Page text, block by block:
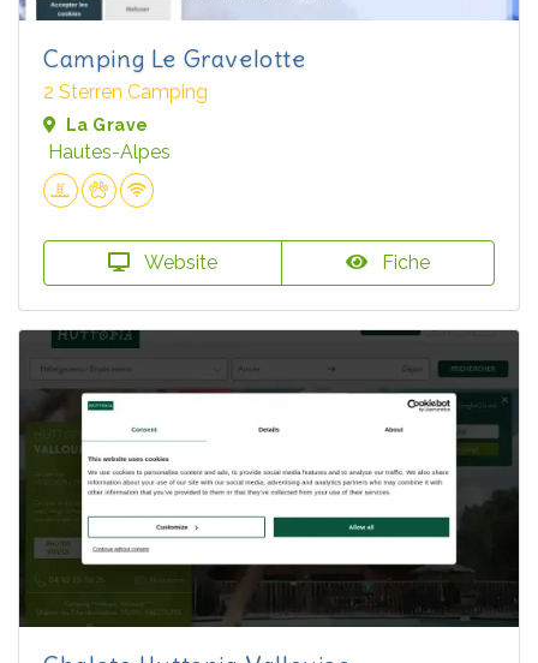
Camping Le Gravelotte
2 Sterren Camping
La Grave
Hautes-Alpes
Website Fiche